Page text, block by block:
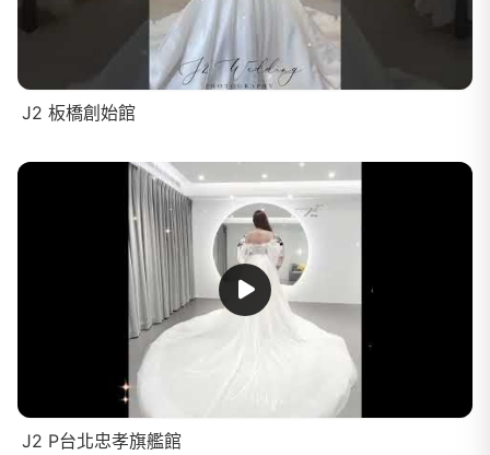
J2 板橋創始館
J2 P台北忠孝旗艦館